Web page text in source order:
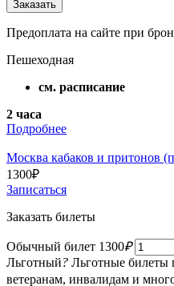
Предоплата на сайте при
Пешеходная
см. расписание
2 часа
Подробнее
Москва кабаков и притонов
1300₽
Записаться
Заказать билеты
Обычный билет 1300₽
Льготный? Льготные билеты
ветеранам, инвалидам и